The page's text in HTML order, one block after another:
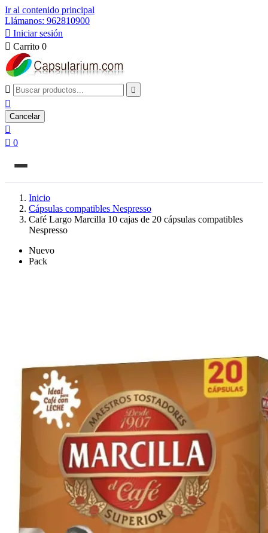
Ir al contenido principal
Llámanos: 962810900
 Iniciar sesión
 Carrito 0
 

Cancelar

 0
Inicio
Cápsulas compatibles Nespresso
Café Largo Marcilla 10 cajas de 20 cápsulas compatibles
Nespresso
Nuevo
Pack